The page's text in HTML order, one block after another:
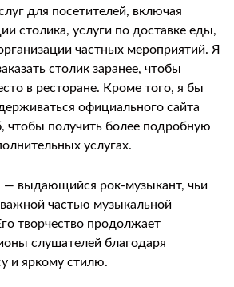
для посетителей, включая
столика, услуги по доставке еды,
частных мероприятий. Я
столик заранее, чтобы
в ресторане. Кроме того, я бы
официального сайта
получить более подробную
услугах.
— выдающийся рок-музыкант, чьи
частью музыкальной
творчество продолжает
слушателей благодаря
и яркому стилю.